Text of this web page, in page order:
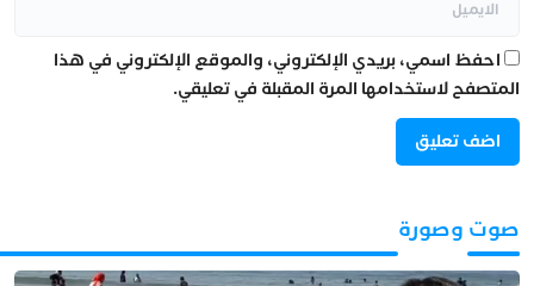
احفظ اسمي، بريدي الإلكتروني، والموقع الإلكتروني في هذا
المتصفح لاستخدامها المرة المقبلة في تعليقي.
صوت وصورة